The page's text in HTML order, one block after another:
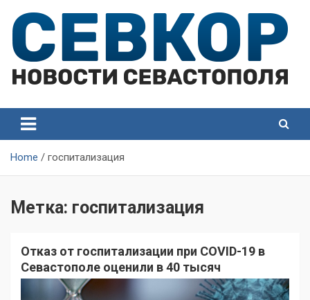
content
Севастополя
Севастополя
Home госпитализация
Метка: госпитализация
Отказ от госпитализации при COVID-19 в
Севастополе оценили в 40 тысяч